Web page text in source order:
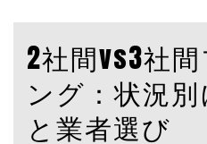
2社間vs3社
ング：状況
と業者選び